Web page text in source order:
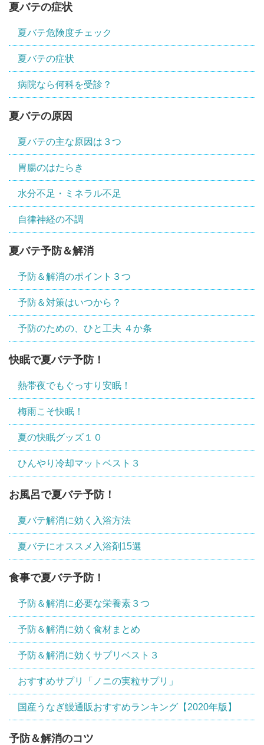
夏バテの症状
夏バテ危険度チェック
夏バテの症状
病院なら何科を受診？
夏バテの原因
夏バテの主な原因は３つ
胃腸のはたらき
水分不足・ミネラル不足
自律神経の不調
夏バテ予防＆解消
予防＆解消のポイント３つ
予防＆対策はいつから？
予防のための、ひと工夫 ４か条
快眠で夏バテ予防！
熱帯夜でもぐっすり安眠！
梅雨こそ快眠！
夏の快眠グッズ１０
ひんやり冷却マットベスト３
お風呂で夏バテ予防！
夏バテ解消に効く入浴方法
夏バテにオススメ入浴剤15選
食事で夏バテ予防！
予防＆解消に必要な栄養素３つ
予防＆解消に効く食材まとめ
予防＆解消に効くサプリベスト３
おすすめサプリ「ノニの実粒サプリ」
国産うなぎ鰻通販おすすめランキング【2020年版】
予防＆解消のコツ